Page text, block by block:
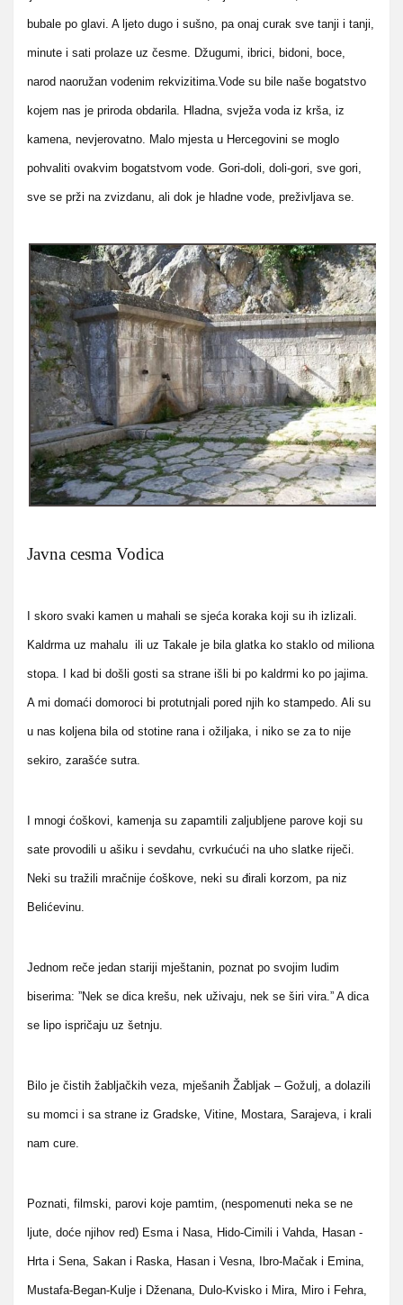
bubale po glavi. A ljeto dugo i sušno, pa onaj curak sve tanji i tanji,
minute i sati prolaze uz česme. Džugumi, ibrici, bidoni, boce,
narod naoružan vodenim rekvizitima.Vode su bile naše bogatstvo
kojem nas je priroda obdarila. Hladna, svježa voda iz krša, iz
kamena, nevjerovatno. Malo mjesta u Hercegovini se moglo
pohvaliti ovakvim bogatstvom vode. Gori-doli, doli-gori, sve gori,
sve se prži na zvizdanu, ali dok je hladne vode, preživljava se.
Javna cesma Vodica
I skoro svaki kamen u mahali se sjeća koraka koji su ih izlizali.
Kaldrma uz mahalu ili uz Takale je bila glatka ko staklo od miliona
stopa. I kad bi došli gosti sa strane išli bi po kaldrmi ko po jajima.
A mi domaći domoroci bi protutnjali pored njih ko stampedo. Ali su
u nas koljena bila od stotine rana i ožiljaka, i niko se za to nije
sekiro, zarašće sutra.
I mnogi ćoškovi, kamenja su zapamtili zaljubljene parove koji su
sate provodili u ašiku i sevdahu, cvrkućući na uho slatke riječi.
Neki su tražili mračnije ćoškove, neki su đirali korzom, pa niz
Belićevinu.
Jednom reče jedan stariji mještanin, poznat po svojim ludim
biserima: ”Nek se dica krešu, nek uživaju, nek se širi vira.” A dica
se lipo ispričaju uz šetnju.
Bilo je čistih žabljačkih veza, mješanih Žabljak – Gožulj, a dolazili
su momci i sa strane iz Gradske, Vitine, Mostara, Sarajeva, i krali
nam cure.
Poznati, filmski, parovi koje pamtim, (nespomenuti neka se ne
ljute, doće njihov red) Esma i Nasa, Hido-Cimili i Vahda, Hasan -
Hrta i Sena, Sakan i Raska, Hasan i Vesna, Ibro-Mačak i Emina,
Mustafa-Began-Kulje i Dženana, Dulo-Kvisko i Mira, Miro i Fehra,